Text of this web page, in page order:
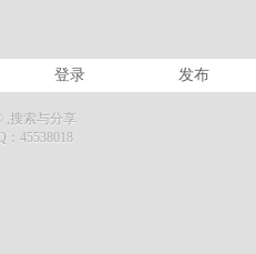
登录 发布
,搜索与分享
：45538018